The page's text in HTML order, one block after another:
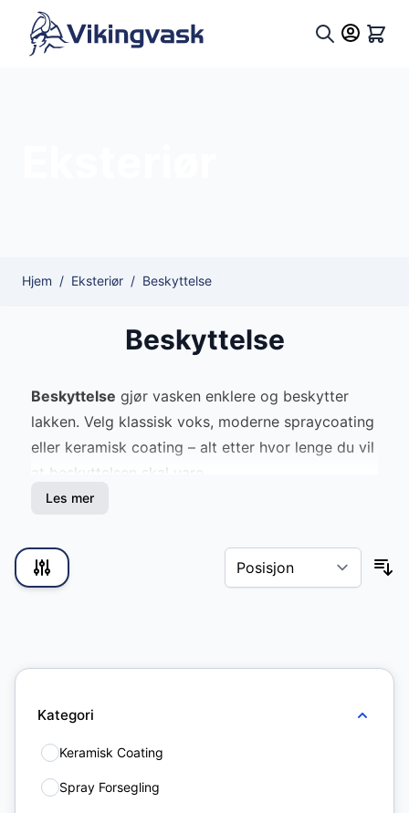
Hopp til innhold
Hjem / Eksteriør / Beskyttelse
Beskyttelse
Beskyttelse gjør vasken enklere og beskytter
lakken. Velg klassisk voks, moderne spraycoating
eller keramisk coating – alt etter hvor lenge du vil
at beskyttelsen skal vare.
Les mer
Kategori
Keramisk Coating
9
Spray Forsegling
7